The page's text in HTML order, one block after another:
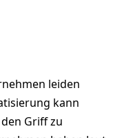
leiden
kann
Griff zu